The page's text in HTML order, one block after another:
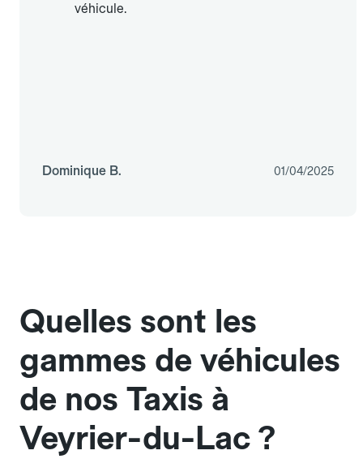
véhicule.
Dominique B. 01/04/2025
Quelles sont les
gammes de véhicules
de nos Taxis à
Veyrier-du-Lac ?